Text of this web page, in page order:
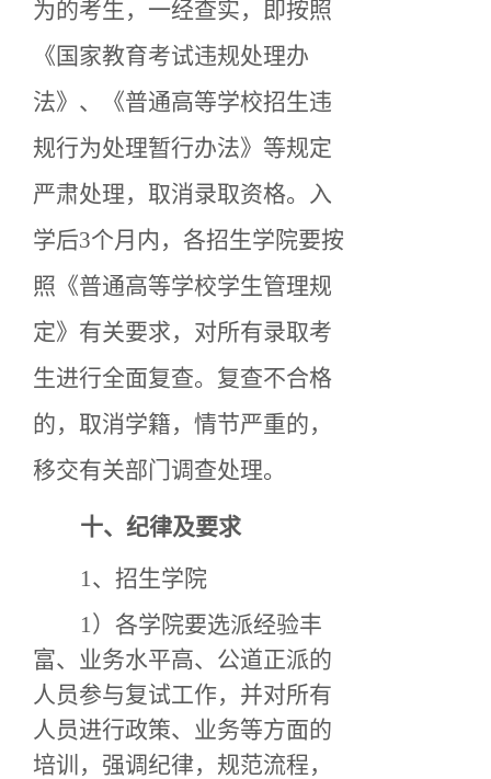
为的考生，一经查实，即按照
《国家教育考试违规处理办
法》、《普通高等学校招生违
规行为处理暂行办法》等规定
严肃处理，取消录取资格。入
学后3个月内，各招生学院要按
照《普通高等学校学生管理规
定》有关要求，对所有录取考
生进行全面复查。复查不合格
的，取消学籍，情节严重的，
移交有关部门调查处理。
十、纪律及要求
1、招生学院
1）各学院要选派经验丰
富、业务水平高、公道正派的
人员参与复试工作，并对所有
人员进行政策、业务等方面的
培训，强调纪律，规范流程，